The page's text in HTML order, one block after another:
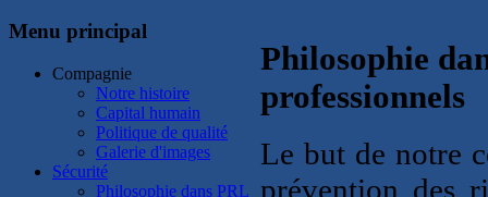
Philosophie
professionnels
Le but de notre
prévention des
Menu principal
Compagnie
Notre histoire
Capital humain
Politique de qualité
Galerie d'images
Sécurité
Philosophie dans PRL